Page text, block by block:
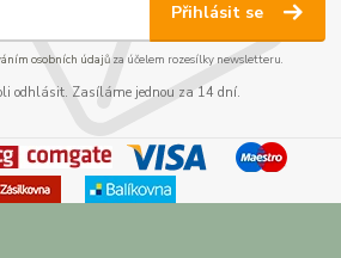
Přihlásit se
osobních údajůza účelem rozesílky newsletteru.
odhlásit. Zasíláme jednou za 14 dní.